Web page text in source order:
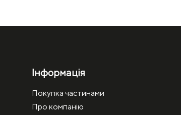
Інформація
Покупка частинами
Про компанію